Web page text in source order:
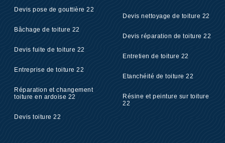
Devis pose de gouttière 22
Bâchage de toiture 22
Devis fuite de toiture 22
Entreprise de toiture 22
Réparation et changement
toiture en ardoise 22
Devis toiture 22
Devis nettoyage de toiture 22
Devis réparation de toiture 22
Entretien de toiture 22
Etanchéité de toiture 22
Résine et peinture sur toiture
22